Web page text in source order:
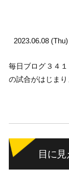
2023.06.08 (Thu)
毎日ブログ３４
の試合がはじま
目に見